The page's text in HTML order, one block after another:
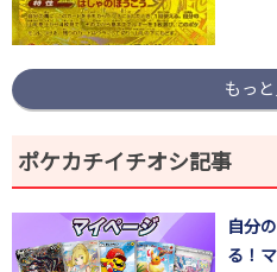
もっ
ポケカチイチオシ記事
自分
る！